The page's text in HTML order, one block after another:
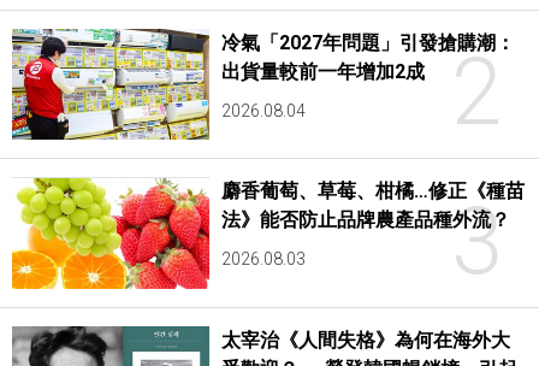
2
冷氣「2027年問題」引發搶購潮：
出貨量較前一年增加2成
2026.08.04
3
麝香葡萄、草莓、柑橘…修正《種苗
法》能否防止品牌農產品種外流？
2026.08.03
太宰治《人間失格》為何在海外大